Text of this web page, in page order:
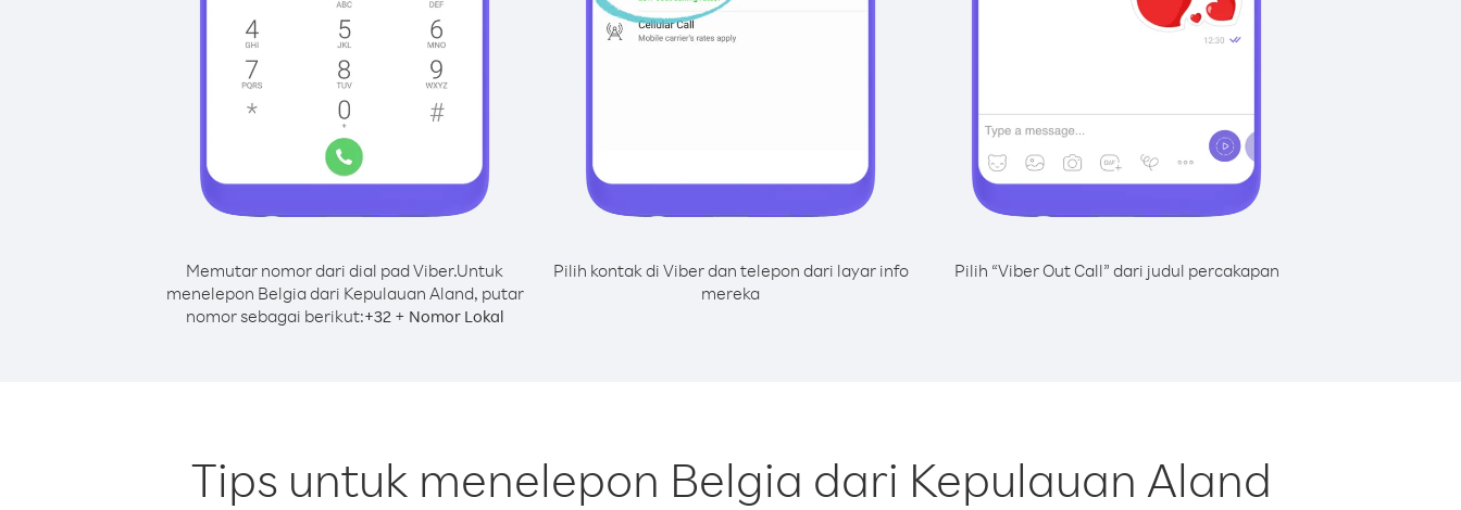
Memutar nomor dari dial pad Viber.Untuk
menelepon Belgia dari Kepulauan Aland, putar
nomor sebagai berikut:+32+ Nomor Lokal
Pilih kontak di Viber dan telepon dari layar info
mereka
Pilih “Viber Out Call” dari judul percakapan
Tips untuk menelepon Belgia dari Kepulauan Aland